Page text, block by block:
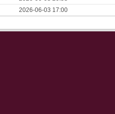
2026-06-03 17:00